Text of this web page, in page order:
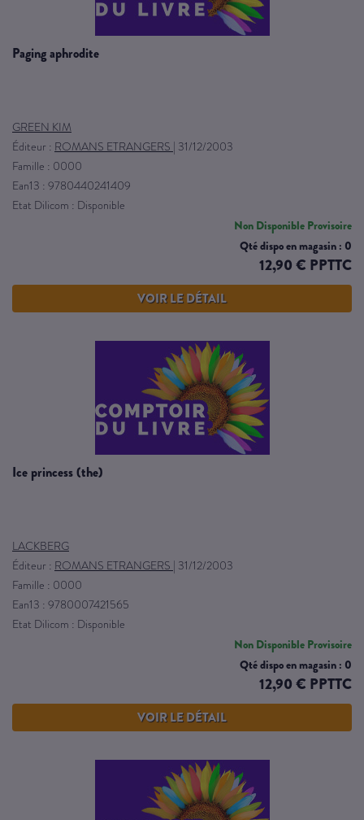
paging aphrodite
GREEN KIM
Éditeur : ROMANS ETRANGERS | 31/12/2003
Famille : 0000
Ean13 : 9780440241409
Etat Dilicom : Disponible
Non Disponible Provisoire
Qté dispo en magasin : 0
12,90 € PPTTC
VOIR LE DÉTAIL
ice princess (the)
LACKBERG
Éditeur : ROMANS ETRANGERS | 31/12/2003
Famille : 0000
Ean13 : 9780007421565
Etat Dilicom : Disponible
Non Disponible Provisoire
Qté dispo en magasin : 0
12,90 € PPTTC
VOIR LE DÉTAIL